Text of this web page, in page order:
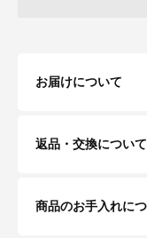
お届けについて
返品・交換について
商品のお手入れに